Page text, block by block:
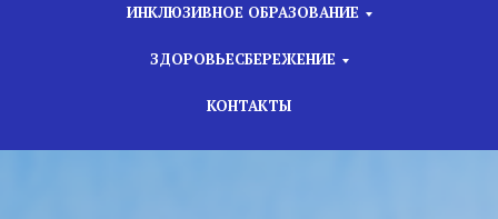
ИНКЛЮЗИВНОЕ ОБРАЗОВАНИЕ
ЗДОРОВЬЕСБЕРЕЖЕНИЕ
КОНТАКТЫ